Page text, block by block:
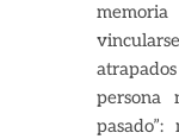
persona